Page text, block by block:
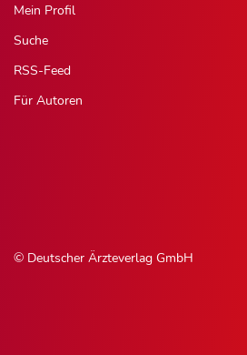
Mein Profil
Suche
RSS-Feed
Für Autoren
© Deutscher Ärzteverlag GmbH